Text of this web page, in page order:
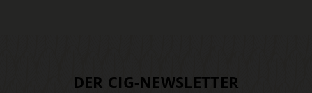
DER CIG-NEWSLETTER